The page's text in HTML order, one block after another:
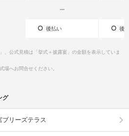
ー
後払い 後
、公式見積は「挙式＋披露宴」の金額を表示していま
場へお問合せください。
グ
ブリーズテラス